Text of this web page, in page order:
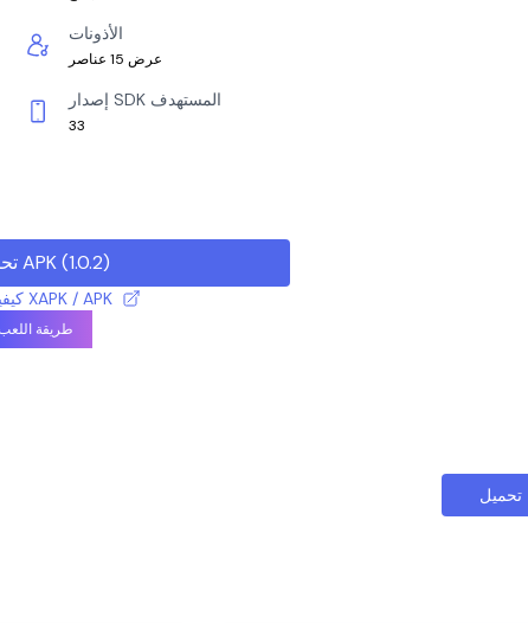
الأذونات
عرض 15 عناصر
إصدار SDK المستهدف
33
تحميل APK(1.0.2)
كيفية تثبيت ملف XAPK / APK
طريقة
تحميل